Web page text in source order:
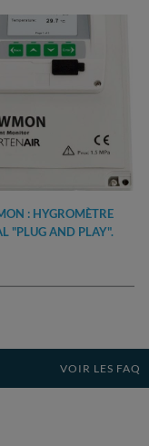
: HYGROMÈTRE
"PLUG AND PLAY".
VOIR LES FAQ